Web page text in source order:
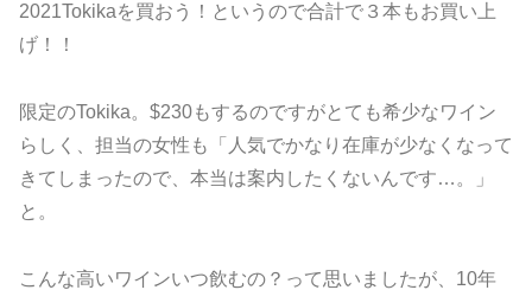
2021Tokikaを買おう！というので合計で３本もお買い上
げ！！
限定のTokika。$230もするのですがとても希少なワイン
らしく、担当の女性も「人気でかなり在庫が少なくなって
きてしまったので、本当は案内したくないんです…。」
と。
こんな高いワインいつ飲むの？って思いましたが、10年